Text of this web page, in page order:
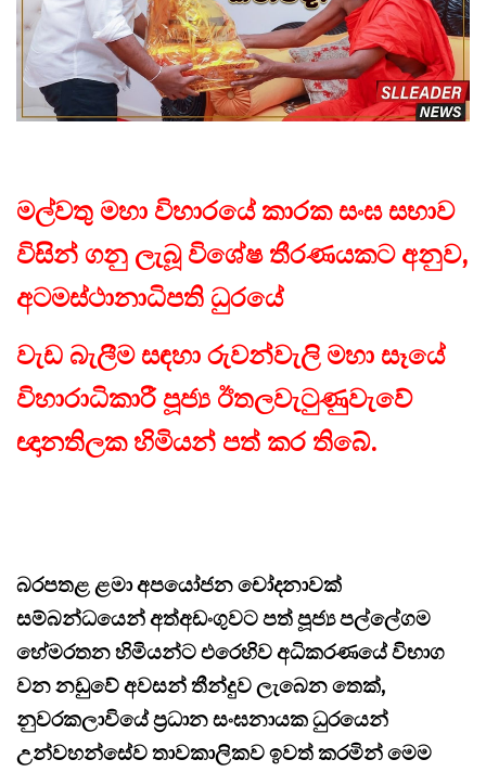
මල්වතු මහා විහාරයේ කාරක සංඝ සභාව
විසින් ගනු ලැබූ විශේෂ තීරණයකට අනුව,
අටමස්ථානාධිපති ධුරයේ
වැඩ බැලීම සඳහා රුවන්වැලි මහා සෑයේ
විහාරාධිකාරී පූජ්‍ය ඊතලවැටුණුවැවේ
ඥානතිලක හිමියන් පත් කර තිබේ.
බරපතළ ළමා අපයෝජන චෝදනාවක්
සම්බන්ධයෙන් අත්අඩංගුවට පත් පූජ්‍ය පල්ලේගම
හේමරතන හිමියන්ට එරෙහිව අධිකරණයේ විභාග
වන නඩුවේ අවසන් තීන්දුව ලැබෙන තෙක්,
නුවරකලාවියේ ප්‍රධාන සංඝනායක ධුරයෙන්
උන්වහන්සේව තාවකාලිකව ඉවත් කරමින් මෙම